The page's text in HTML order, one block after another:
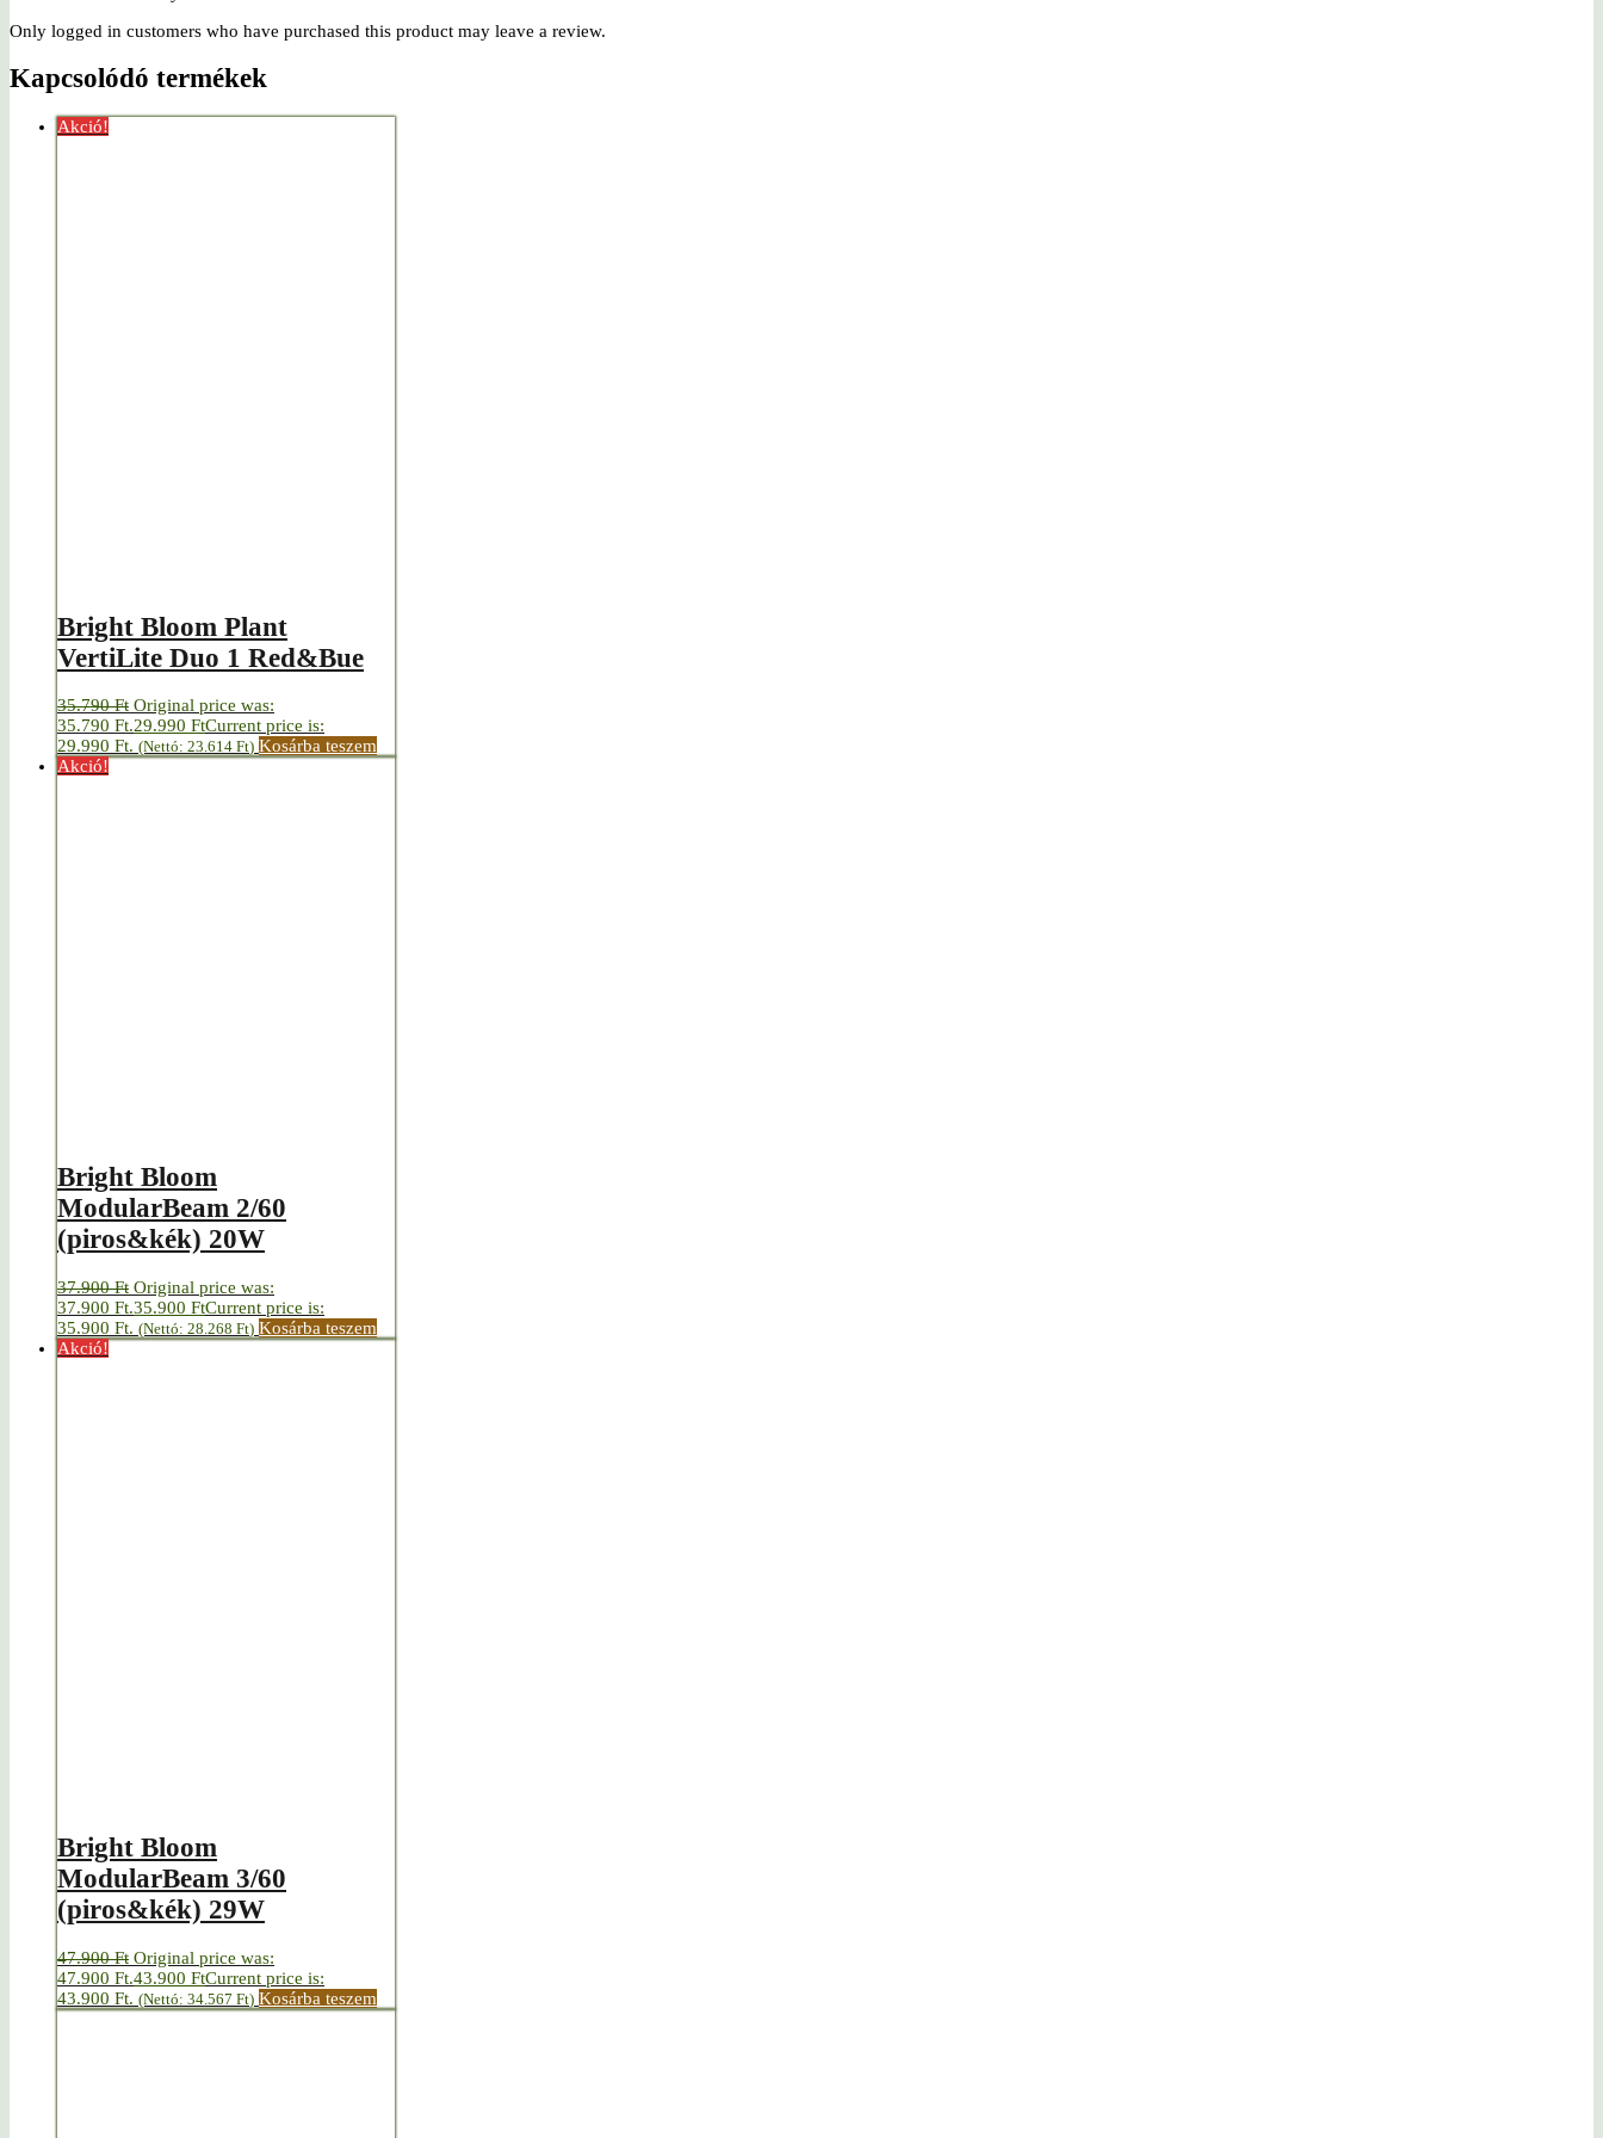
Only logged in customers who have purchased this product may leave a review.
Kapcsolódó termékek
Akció!
Bright Bloom Plant
VertiLite Duo 1 Red&Bue
35.790Ft Original price was:
35.790 Ft.29.990 FtCurrent price is:
29.990 Ft. (Nettó: 23.614 Ft) Kosárba teszem
Akció!
Bright Bloom
ModularBeam 2/60
(piros&kék) 20W
37.900Ft Original price was:
37.900 Ft.35.900 FtCurrent price is:
35.900 Ft. (Nettó: 28.268 Ft) Kosárba teszem
Akció!
Bright Bloom
ModularBeam 3/60
(piros&kék) 29W
47.900Ft Original price was:
47.900 Ft.43.900 FtCurrent price is:
43.900 Ft. (Nettó: 34.567 Ft) Kosárba teszem